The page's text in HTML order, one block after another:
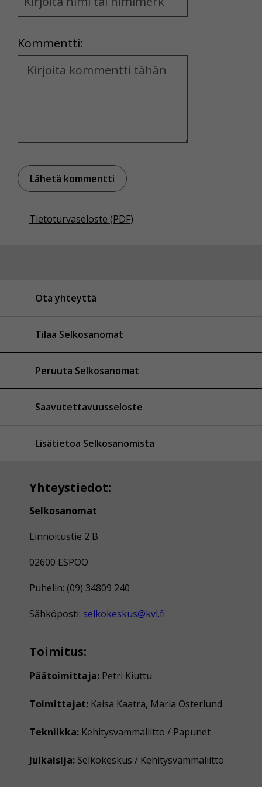
and
Kommentti:
Kommentti
Tietoturvaseloste (PDF)
Ota yhteyttä
Tilaa Selkosanomat
Peruuta Selkosanomat
Saavutettavuusseloste
Lisätietoa Selkosanomista
Yhteystiedot:
Selkosanomat
Linnoitustie 2 B
02600 ESPOO
Puhelin: (09) 34809 240
Sähköposti: selkokeskus@kvl.fi
Toimitus:
Päätoimittaja: Petri Kiuttu
Toimittajat: Kaisa Kaatra, Maria Österlund
Tekniikka: Kehitysvammaliitto / Papunet
Julkaisija: Selkokeskus / Kehitysvammaliitto